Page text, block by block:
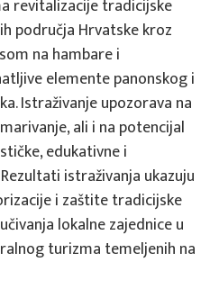
revitalizacije tradicijske
područja Hrvatske kroz
na hambare i
elemente panonskog i
Istraživanje upozorava na
ali i na potencijal
edukativne i
istraživanja ukazuju
i zaštite tradicijske
lokalne zajednice u
turizma temeljenih na